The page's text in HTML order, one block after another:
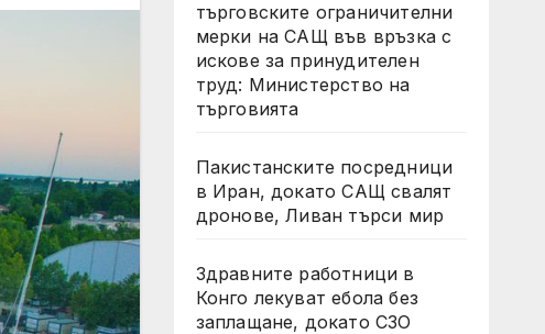
търговските ограничителни
мерки на САЩ във връзка с
искове за принудителен
труд: Министерство на
търговията
Пакистанските посредници
в Иран, докато САЩ свалят
дронове, Ливан търси мир
Здравните работници в
Конго лекуват ебола без
заплащане, докато СЗО